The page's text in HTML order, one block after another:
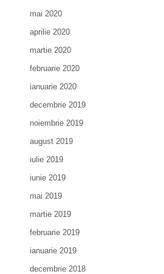
mai 2020
aprilie 2020
martie 2020
februarie 2020
ianuarie 2020
decembrie 2019
noiembrie 2019
august 2019
iulie 2019
iunie 2019
mai 2019
martie 2019
februarie 2019
ianuarie 2019
decembrie 2018